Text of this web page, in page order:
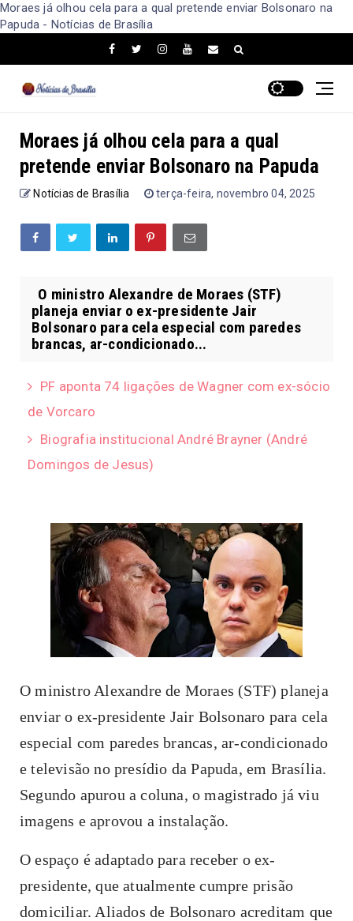
Moraes já olhou cela para a qual pretende enviar Bolsonaro na
Papuda - Notícias de Brasília
Moraes já olhou cela para a qual
pretende enviar Bolsonaro na Papuda
Notícias de Brasília terça-feira, novembro 04, 2025
O ministro Alexandre de Moraes (STF)
planeja enviar o ex-presidente Jair
Bolsonaro para cela especial com paredes
brancas, ar-condicionado...
PF aponta 74 ligações de Wagner com ex-sócio
de Vorcaro
Biografia institucional André Brayner (André
Domingos de Jesus)
O ministro Alexandre de Moraes (STF) planeja
enviar o ex-presidente Jair Bolsonaro para cela
especial com paredes brancas, ar-condicionado
e televisão no presídio da Papuda, em Brasília.
Segundo apurou a coluna, o magistrado já viu
imagens e aprovou a instalação.
O espaço é adaptado para receber o ex-
presidente, que atualmente cumpre prisão
domiciliar. Aliados de Bolsonaro acreditam que